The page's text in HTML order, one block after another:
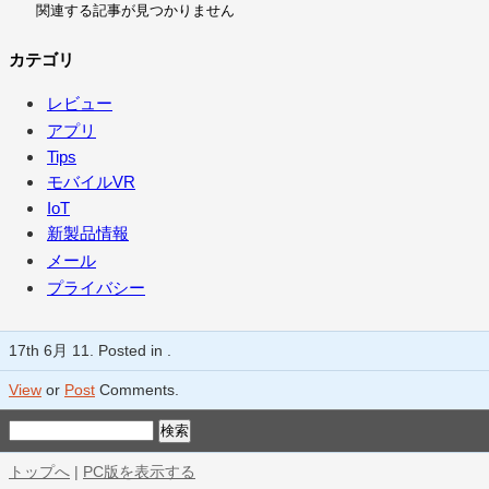
関連する記事が見つかりません
カテゴリ
レビュー
アプリ
Tips
モバイルVR
IoT
新製品情報
メール
プライバシー
17th 6月 11. Posted in .
View or Post Comments.
トップへ | PC版を表示する